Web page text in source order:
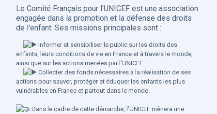
Le Comité Français pour l'UNICEF est une association
engagée dans la promotion et la défense des droits
de l'enfant. Ses missions principales sont :
Informer et sensibiliser le public sur les droits des
enfants, leurs conditions de vie en France et à travers le monde,
ainsi que sur les actions menées par l’UNICEF.
Collecter des fonds nécessaires à la réalisation de ses
actions pour sauver, protéger et éduquer les enfants les plus
vulnérables en France et partout dans le monde.
Dans le cadre de cette démarche, l’UNICEF mènera une